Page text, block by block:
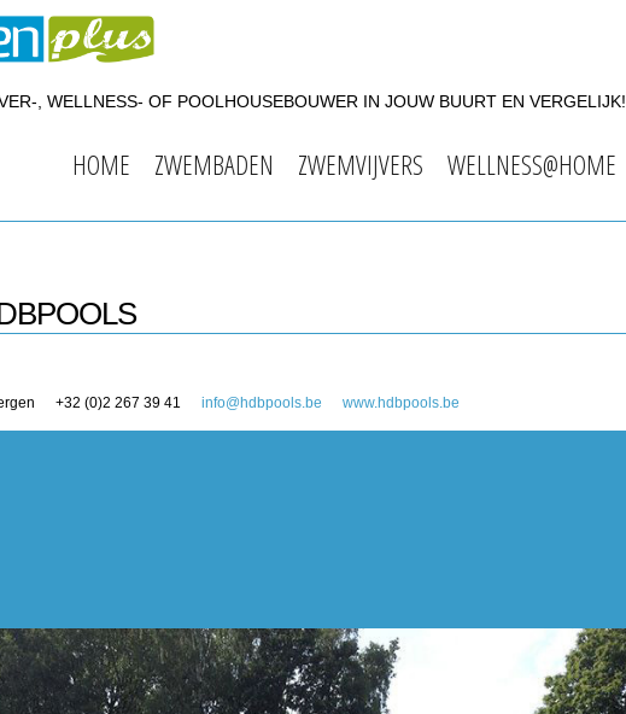
, WELLNESS- OF POOLHOUSEBOUWER IN JOUW BUURT EN VERGELIJK!
HOME ZWEMBADEN ZWEMVIJVERS WELLNESS@HOME
+32 (0)2 267 39 41 info@hdbpools.be www.hdbpools.be